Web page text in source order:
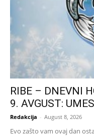
RIBE – DNEVNI
9. AVGUST:
Redakcija - August 8, 2026
Evo zašto vam ovaj dan